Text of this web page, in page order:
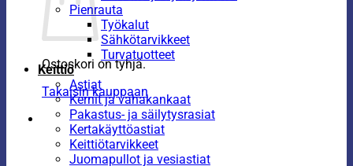
Ostoskori on tyhjä.
Takaisin kauppaan
Pienrauta
Työkalut
Sähkötarvikkeet
Turvatuotteet
Keittiö
Astiat
Kernit ja vahakankaat
Pakastus- ja säilytysrasiat
Kertakäyttöastiat
Keittiötarvikkeet
Juomapullot ja vesiastiat